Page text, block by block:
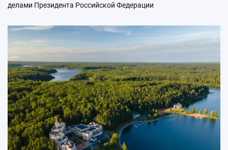
делами Президента Российской Федерации